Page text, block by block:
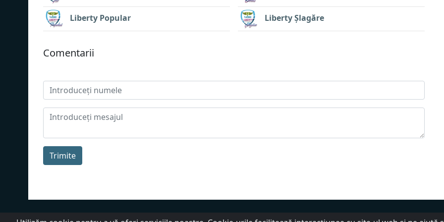
Liberty Popular Liberty Șlagăre
Сomentarii
Trimite
Despre noi Politica de confidențialitate DMCA Ajutor Termenii serviciului